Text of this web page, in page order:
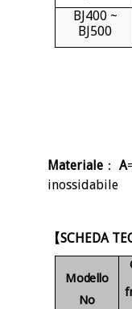
BJ400 ~
BJ500
Materiale ： A
inossidabile
【SCHEDA
Modello
No